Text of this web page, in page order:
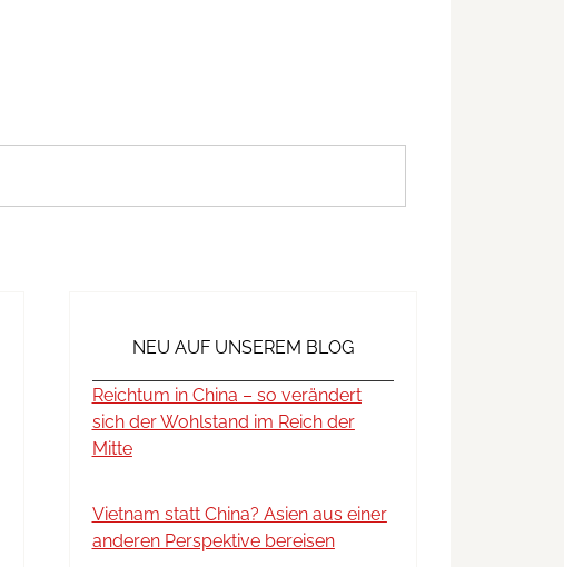
NEU AUF UNSEREM BLOG
Reichtum in China – so verändert
sich der Wohlstand im Reich der
Mitte
Vietnam statt China? Asien aus einer
anderen Perspektive bereisen